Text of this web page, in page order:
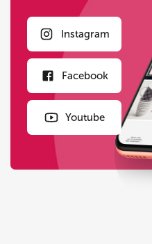
Instagram
Facebook
Youtube